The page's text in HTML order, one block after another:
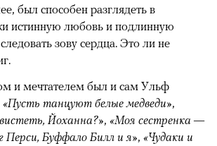
был способен разглядеть в
истинную любовь и подлинную
зову сердца. Это ли не
и мечтателем был и сам Ульф
«Пусть танцуют белые медведи»,
Йоханна?», «Моя сестренка —
Перси, Буффало Билл и я», «Чудаки и